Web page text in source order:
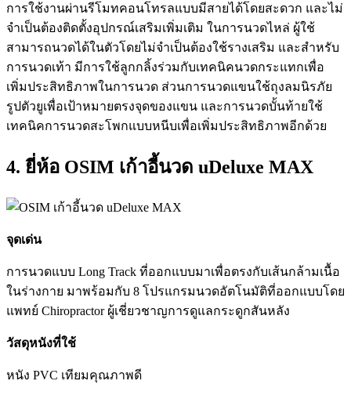
การใช้งานผ่านรีโมทคอนโทรลแบบมีสายได้โดยสะดวก และไม่
จำเป็นต้องติดตั้งอุปกรณ์เสริมเพิ่มเติม ในการนวดไหล่ ผู้ใช้
สามารถนวดได้ในตัวโดยไม่จำเป็นต้องใช้รางเสริม และสำหรับ
การนวดเท้า มีการใช้ลูกกลิ้งร่วมกับเทคนิคนวดกระแทกเพื่อ
เพิ่มประสิทธิภาพในการนวด ส่วนการนวดแขนใช้ถุงลมนิรภัย
รูปตัวยูเพื่อเป้าหมายตรงจุดของแขน และการนวดบั้นท้ายใช้
เทคนิคการนวดสะโพกแบบหนีบเพื่อเพิ่มประสิทธิภาพอีกด้วย
4. ยี่ห้อ OSIM เก้าอี้นวด uDeluxe MAX
จุดเด่น
การนวดแบบ Long Track ที่ออกแบบมาเพื่อตรงกับเส้นกล้ามเนื้อ
ในร่างกาย มาพร้อมกับ 8 โปรแกรมนวดอัตโนมัติที่ออกแบบโดย
แพทย์ Chiropractor ผู้เชี่ยวชาญการดูแลกระดูกสันหลัง
วัสดุหนังที่ใช้
หนัง PVC เทียมคุณภาพดี